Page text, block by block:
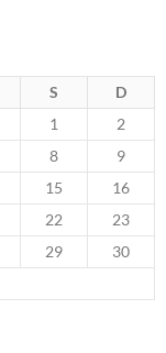
S
D
1
2
8
9
15
16
22
23
29
30